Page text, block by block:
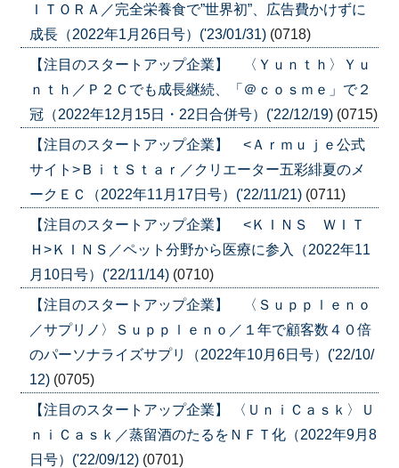
ＩＴＯＲＡ／完全栄養食で”世界初”、広告費かけずに
成長（2022年1月26日号）('23/01/31) (0718)
【注目のスタートアップ企業】 〈Ｙｕｎｔｈ〉Ｙｕ
ｎｔｈ／Ｐ２Ｃでも成長継続、「＠ｃｏｓｍｅ」で２
冠（2022年12月15日・22日合併号）('22/12/19) (0715)
【注目のスタートアップ企業】 <Ａｒｍｕｊｅ公式
サイト>ＢｉｔＳｔａｒ／クリエーター五彩緋夏のメ
ークＥＣ（2022年11月17日号）('22/11/21) (0711)
【注目のスタートアップ企業】 <ＫＩＮＳ ＷＩＴ
Ｈ>ＫＩＮＳ／ペット分野から医療に参入（2022年11
月10日号）('22/11/14) (0710)
【注目のスタートアップ企業】 〈Ｓｕｐｐｌｅｎｏ
／サプリノ〉Ｓｕｐｐｌｅｎｏ／１年で顧客数４０倍
のパーソナライズサプリ（2022年10月6日号）('22/10/
12) (0705)
【注目のスタートアップ企業】 〈ＵｎｉＣａｓｋ〉Ｕ
ｎｉＣａｓｋ／蒸留酒のたるをＮＦＴ化（2022年9月8
日号）('22/09/12) (0701)